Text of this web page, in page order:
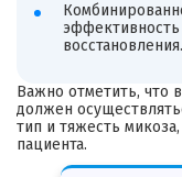
восстановления.
Важно отметить, что
должен
тип и тяжесть
пациента.